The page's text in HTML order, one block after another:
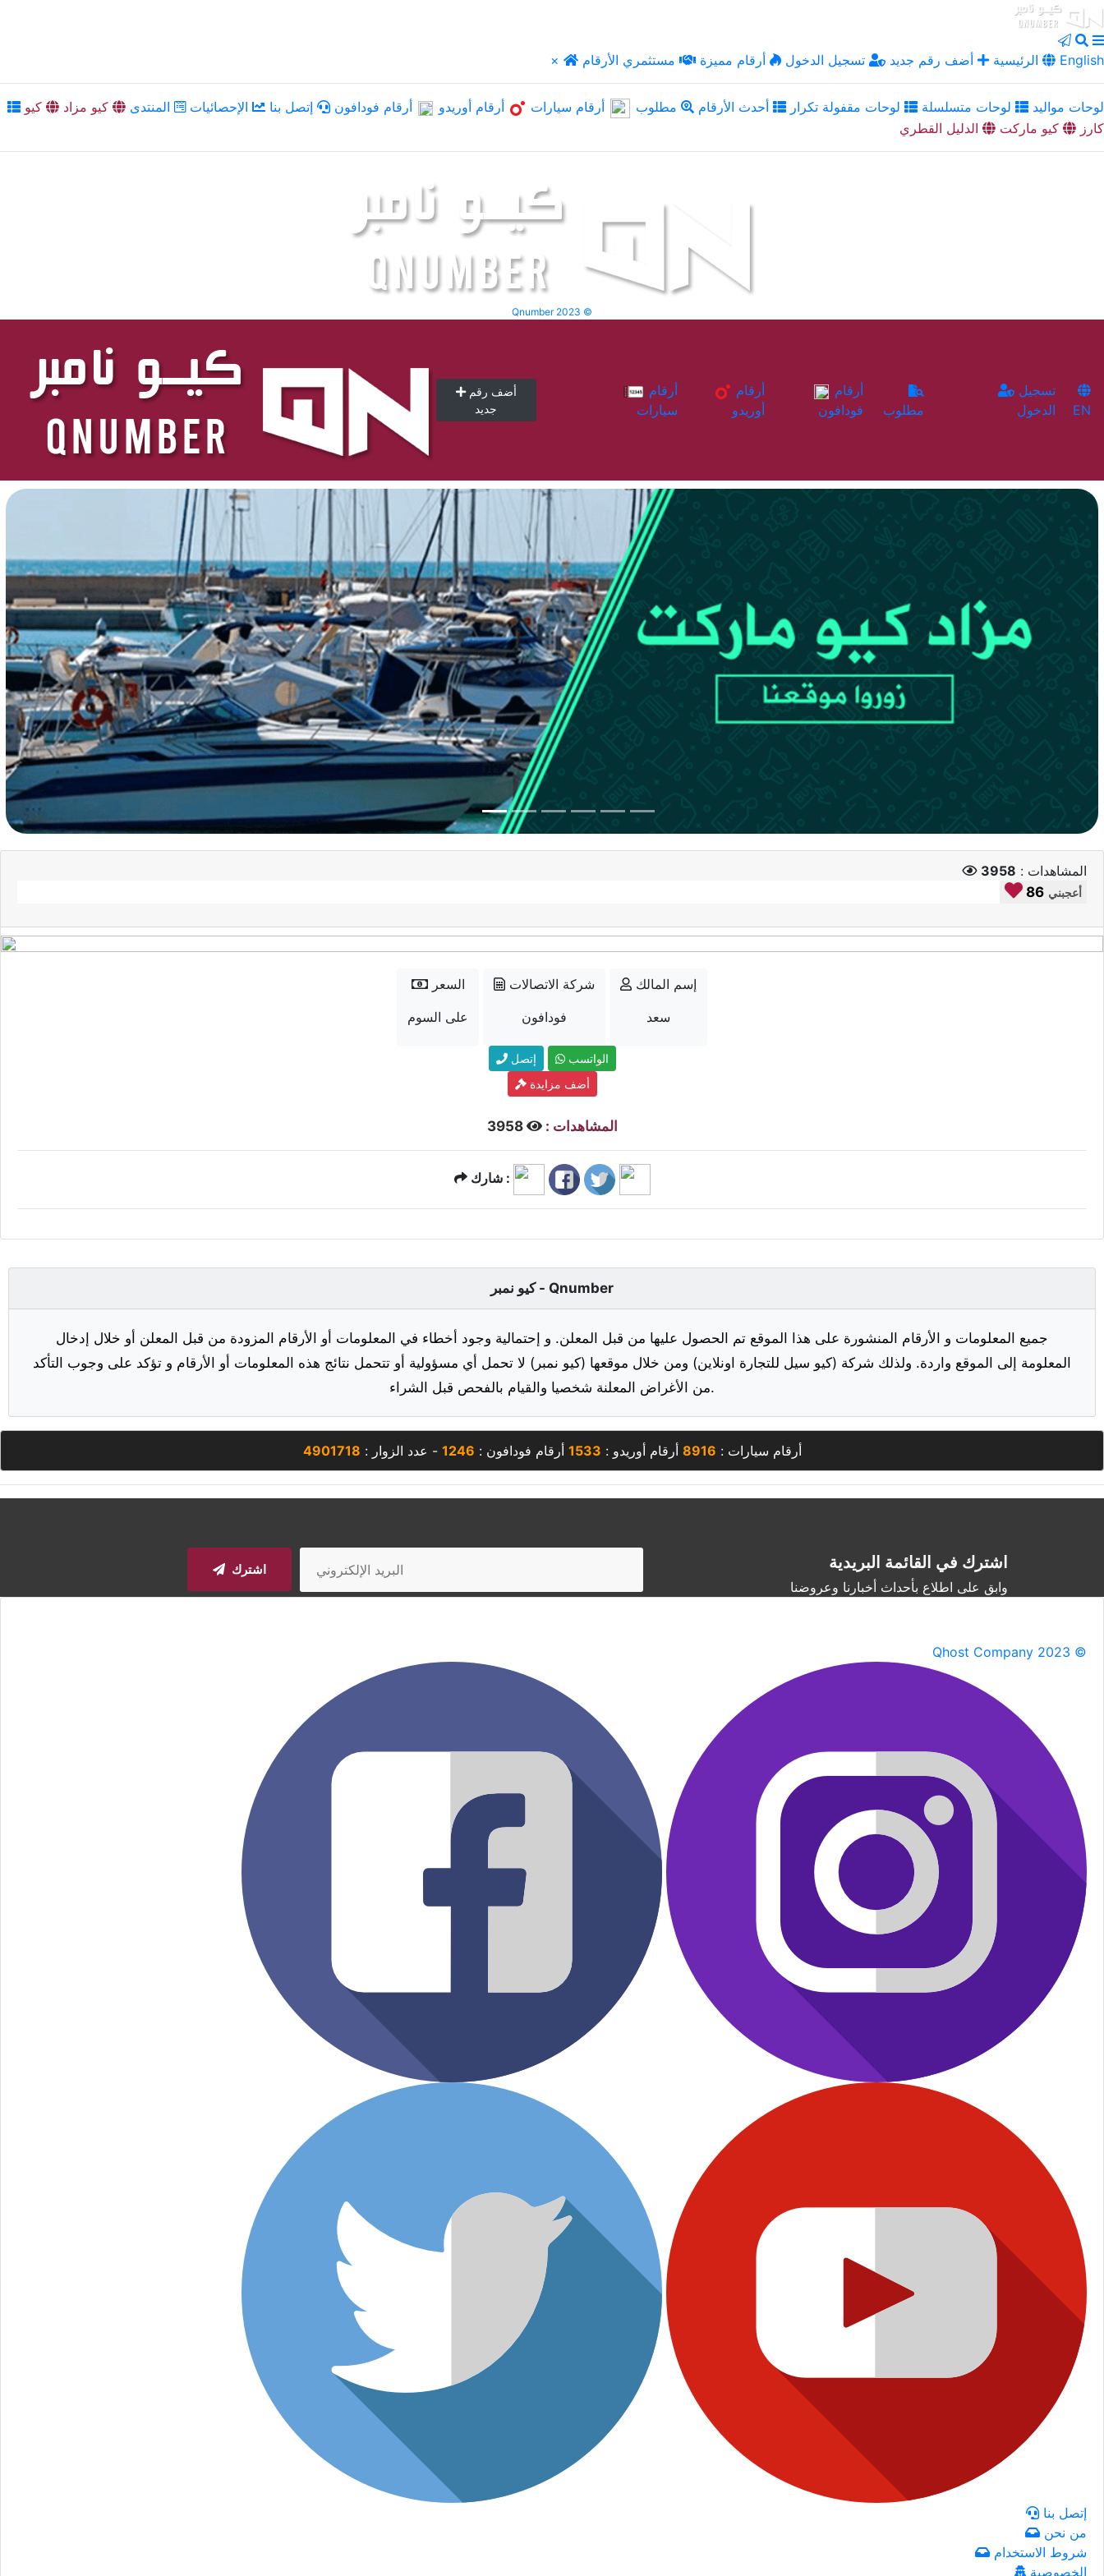
× الرئيسية أضف رقم جديد تسجيل الدخول أرقام مميزة مستثمري الأرقام English
لوحات مواليد لوحات متسلسلة لوحات مقفولة تكرار أحدث الأرقام مطلوب أرقام سيارات أرقام أوريدو أرقام فودافون إتصل بنا الإحصائيات المنتدى كيو مزاد
كيو
كارز
كيو ماركت الدليل القطري
Qnumber 2023 ©
أضف رقم
جديد
سيارات
أوريدو
فودافون
مطلوب
الدخول
EN
المشاهدات : 3958
86 أعجبني
السعر
على السوم
شركة الاتصالات
فودافون
إسم المالك
سعد
إتصل
الواتسب
أضف مزايدة
المشاهدات : 3958
شارك :
كيو نمبر - Qnumber
جميع المعلومات و الأرقام المنشورة على هذا الموقع تم الحصول عليها من قبل المعلن. و إحتمالية وجود أخطاء في المعلومات أو الأرقام المزودة من قبل المعلن أو خلال إدخال
المعلومة إلى الموقع واردة. ولذلك شركة (كيو سيل للتجارة اونلاين) ومن خلال موقعها (كيو نمبر) لا تحمل أي مسؤولية أو تتحمل نتائج هذه المعلومات أو الأرقام و تؤكد على وجوب التأكد
من الأغراض المعلنة شخصيا والقيام بالفحص قبل الشراء.
أرقام سيارات : 8916 أرقام أوريدو : 1533 أرقام فودافون : 1246 - عدد الزوار : 4901718
اشترك في القائمة البريدية
وابق على اطلاع بأحداث أخبارنا وعروضنا
اشترك
Qhost Company 2023 ©
إتصل بنا
من نحن
شروط الاستخدام
الخصوصية